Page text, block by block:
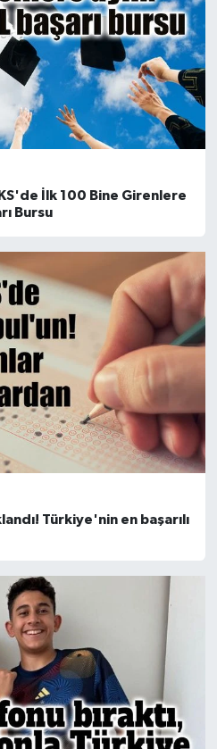
İlk 100 Bine Girenlere
Bursu
Türkiye'nin en başarılı